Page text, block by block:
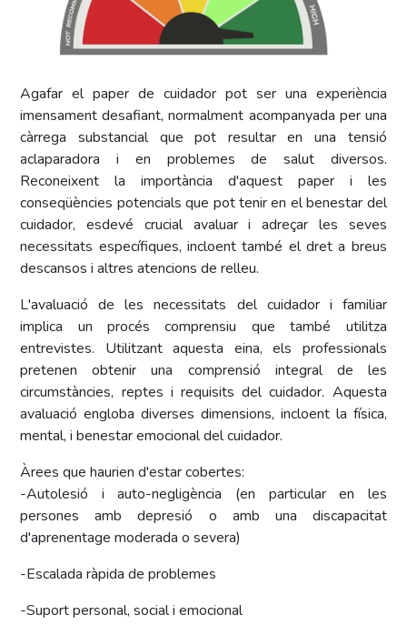
Agafar el paper de cuidador pot ser una experiència
imensament desafiant, normalment acompanyada per una
càrrega substancial que pot resultar en una tensió
aclaparadora i en problemes de salut diversos.
Reconeixent la importància d'aquest paper i les
conseqüències potencials que pot tenir en el benestar del
cuidador, esdevé crucial avaluar i adreçar les seves
necessitats específiques, incloent també el dret a breus
descansos i altres atencions de relleu.
L'avaluació de les necessitats del cuidador i familiar
implica un procés comprensiu que també utilitza
entrevistes. Utilitzant aquesta eina, els professionals
pretenen obtenir una comprensió integral de les
circumstàncies, reptes i requisits del cuidador. Aquesta
avaluació engloba diverses dimensions, incloent la física,
mental, i benestar emocional del cuidador.
Àrees que haurien d'estar cobertes:
-Autolesió i auto-negligència (en particular en les
persones amb depresió o amb una discapacitat
d'aprenentage moderada o severa)
-Escalada ràpida de problemes
-Suport personal, social i emocional